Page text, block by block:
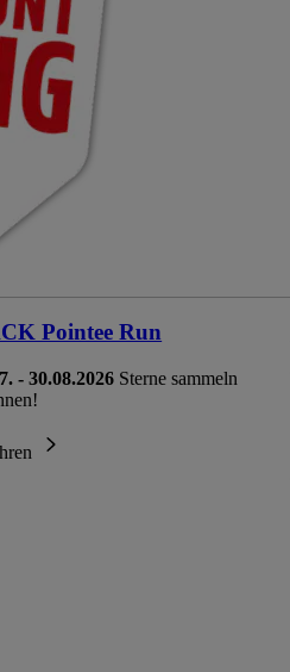
Pointee Run
- 30.08.2026 Sterne sammeln